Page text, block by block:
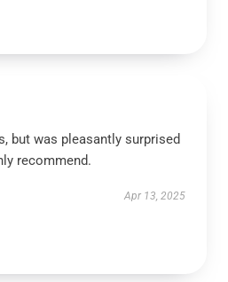
but was pleasantly surprised
recommend.
Apr 13, 2025